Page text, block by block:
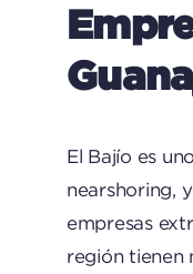
El Bajío es
nearshoring,
empresas
región tienen